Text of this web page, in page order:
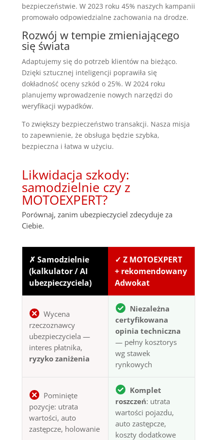
bezpieczeństwie. W 2023 roku 45% naszych kampanii
promowało odpowiedzialne zachowania na drodze.
Rozwój w tempie zmieniającego
się świata
Adaptujemy się do potrzeb klientów na bieżąco.
Dzięki sztucznej inteligencji poprawiła się
dokładność oceny szkód o 25%. W 2024 roku
planujemy wprowadzenie nowych narzędzi do
weryfikacji wypadków.
To zwiększy bezpieczeństwo transakcji. Nasza misja
to zapewnienie, że obsługa będzie szybka,
bezpieczna i łatwa w użyciu.
Likwidacja szkody:
samodzielnie czy z
MOTOEXPERT?
Porównaj, zanim ubezpieczyciel zdecyduje za
Ciebie.
✗ Samodzielnie
(kalkulator / AI
ubezpieczyciela)
✓ Z MOTOEXPERT
+ rekomendowany
Adwokat
Wycena
rzeczoznawcy
ubezpieczyciela —
interes płatnika,
ryzyko zaniżenia
Niezależna
certyfikowana
opinia techniczna
— pełny kosztorys
wg stawek
rynkowych
Pominięte
pozycje: utrata
wartości, auto
zastępcze, holowanie
Komplet
roszczeń: utrata
wartości pojazdu,
auto zastępcze,
koszty dodatkowe